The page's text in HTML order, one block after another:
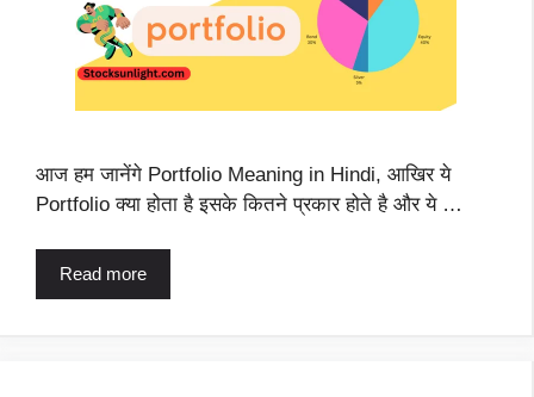
आज हम जानेंगे Portfolio Meaning in Hindi, आखिर ये
Portfolio क्या होता है इसके कितने प्रकार होते है और ये …
Read more